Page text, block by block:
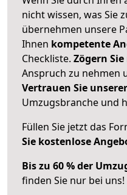
nicht wissen, was Sie
übernehmen unsere
Ihnen kompetente
Checkliste. Zögern
Anspruch zu nehmen
Vertrauen Sie
Umzugsbranche und
Füllen Sie jetzt das
Sie kostenlose
Bis zu 60 % der
finden Sie nur bei uns!